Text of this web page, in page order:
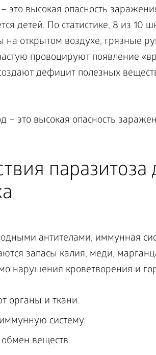
это высокая опасность
детей. По статистике, 8 из 10
открытом воздухе, грязные
провоцируют появление
дефицит полезных
антителами, иммунная
запасы калия, меди,
нарушения кроветворения и
органы и ткани.
систему.
веществ.